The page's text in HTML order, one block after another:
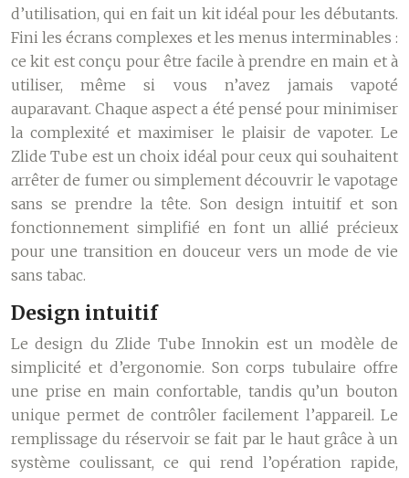
d’utilisation, qui en fait un kit idéal pour les débutants.
Fini les écrans complexes et les menus interminables :
ce kit est conçu pour être facile à prendre en main et à
utiliser, même si vous n’avez jamais vapoté
auparavant. Chaque aspect a été pensé pour minimiser
la complexité et maximiser le plaisir de vapoter. Le
Zlide Tube est un choix idéal pour ceux qui souhaitent
arrêter de fumer ou simplement découvrir le vapotage
sans se prendre la tête. Son design intuitif et son
fonctionnement simplifié en font un allié précieux
pour une transition en douceur vers un mode de vie
sans tabac.
Design intuitif
Le design du Zlide Tube Innokin est un modèle de
simplicité et d’ergonomie. Son corps tubulaire offre
une prise en main confortable, tandis qu’un bouton
unique permet de contrôler facilement l’appareil. Le
remplissage du réservoir se fait par le haut grâce à un
système coulissant, ce qui rend l’opération rapide,